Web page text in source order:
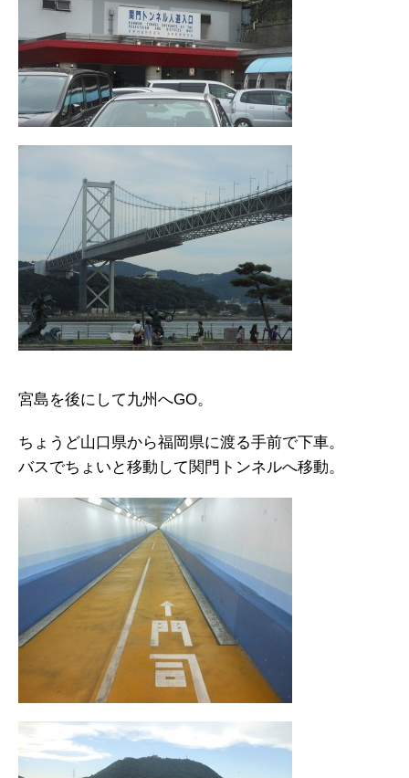
宮島を後にして九州へGO。
ちょうど山口県から福岡県に渡る手前で下車。
バスでちょいと移動して関門トンネルへ移動。